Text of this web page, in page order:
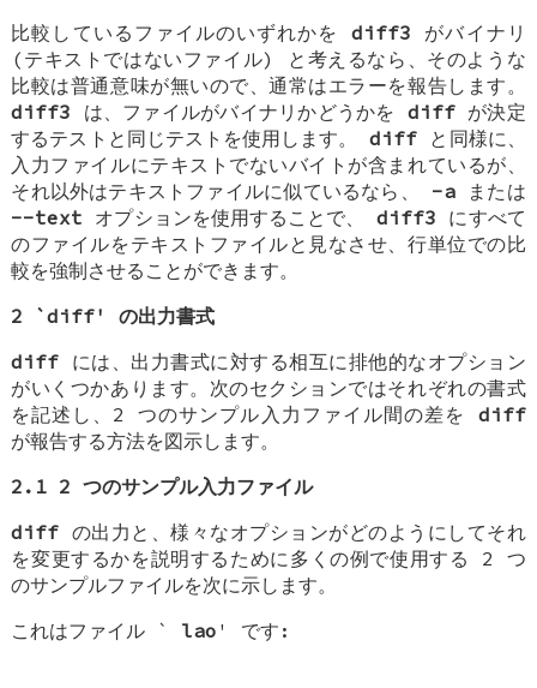
比較しているファイルのいずれかをdiff3 がバイナリ
(テキストではないファイル) と考えるなら、そのような
比較は普通意味が無いので、通常はエラーを報告します。
diff3 は、ファイルがバイナリかどうかを diffが決定
するテストと同じテストを使用します。diff と同様に、
入力ファイルにテキストでないバイトが含まれているが、
それ以外はテキストファイルに似ているなら、 -a または
--text オプションを使用することで、diff3 にすべて
のファイルをテキストファイルと見なさせ、行単位での比
較を強制させることができます。
2 `diff' の出力書式
diff には、出力書式に対する相互に排他的なオプション
がいくつかあります。次のセクションではそれぞれの書式
を記述し、2 つのサンプル入力ファイル間の差を diff
が報告する方法を図示します。
2.1 2 つのサンプル入力ファイル
diff の出力と、様々なオプションがどのようにしてそれ
を変更するかを説明するために多くの例で使用する 2 つ
のサンプルファイルを次に示します。
これはファイル ` lao ' です: